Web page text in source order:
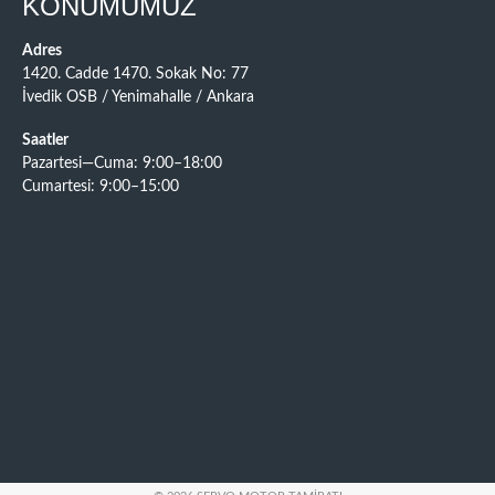
KONUMUMUZ
Adres
1420. Cadde 1470. Sokak No: 77
İvedik OSB / Yenimahalle / Ankara
Saatler
Pazartesi—Cuma: 9:00–18:00
Cumartesi: 9:00–15:00